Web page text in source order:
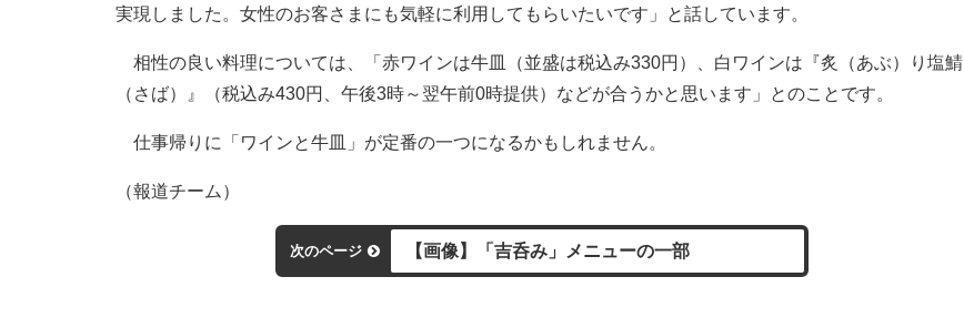
実現しました。女性のお客さまにも気軽に利用してもらいたいです」と話しています。
相性の良い料理については、「赤ワインは牛皿（並盛は税込み330円）、白ワインは『炙（あぶ）り塩鯖
（さば）』（税込み430円、午後3時～翌午前0時提供）などが合うかと思います」とのことです。
仕事帰りに「ワインと牛皿」が定番の一つになるかもしれません。
（報道チーム）
次のページ 【画像】「吉呑み」メニューの一部